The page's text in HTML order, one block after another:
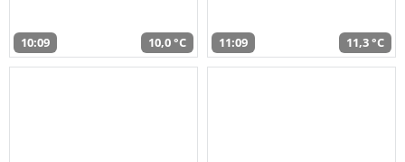
10:09 10,0 °C 11:09 11,3 °C